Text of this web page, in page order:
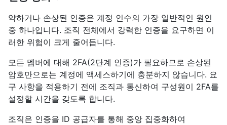
약하거나 손상된 인증은 계정 인수의 가장 일반적인 원인
중 하나입니다. 조직 전체에서 강력한 인증을 요구하면 이
러한 위험이 크게 줄어듭니다.
모든 멤버에 대해 2FA(2단계 인증)가 필요하므로 손상된
암호만으로는 계정에 액세스하기에 충분하지 않습니다. 요
구 사항을 적용하기 전에 조직과 통신하여 구성원이 2FA를
설정할 시간을 갖도록 합니다.
조직은 인증을 ID 공급자를 통해 중앙 집중화하여